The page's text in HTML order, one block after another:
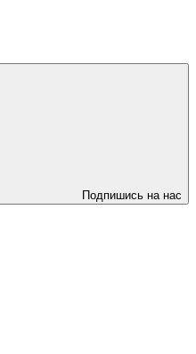
Подпишись на нас